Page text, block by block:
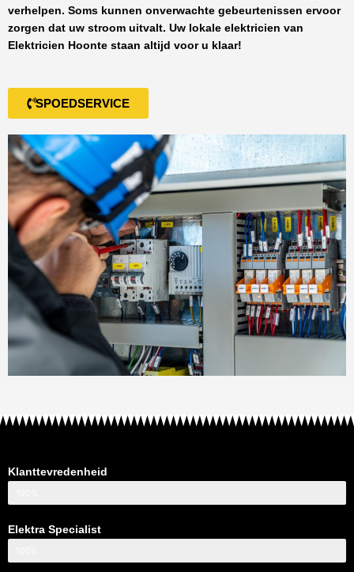
verhelpen. Soms kunnen onverwachte gebeurtenissen ervoor
zorgen dat uw stroom uitvalt. Uw lokale elektricien van
Elektricien Hoonte staan altijd voor u klaar!
SPOEDSERVICE
Klanttevredenheid
Elektra Specialist